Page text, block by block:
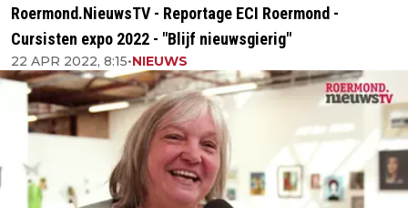
Roermond.NieuwsTV - Reportage ECI Roermond -
Cursisten expo 2022 - "Blijf nieuwsgierig"
22 APR 2022, 8:15•NIEUWS